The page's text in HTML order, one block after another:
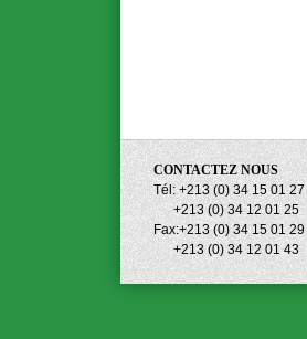
CONTACTEZ NOUS
Tél: +213 (0) 34 15 01 27
+213 (0) 34 12 01 25
Fax:+213 (0) 34 15 01 29
+213 (0) 34 12 01 43